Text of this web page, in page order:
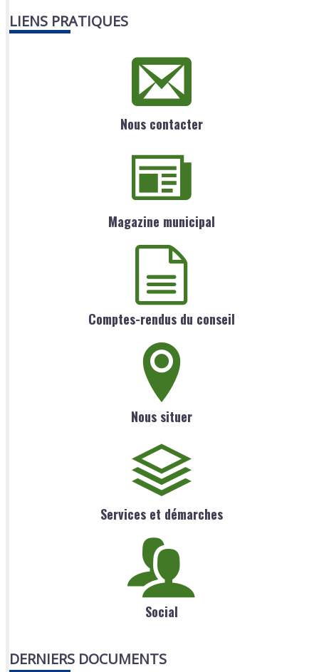
LIENS PRATIQUES
Nous contacter
Magazine municipal
Comptes-rendus du conseil
Nous situer
Services et démarches
Social
DERNIERS DOCUMENTS